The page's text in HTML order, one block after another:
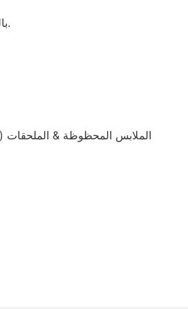
بالتأكيد، تصميم القبعة وخامتها يجعلها مناسبة للاستخدام على مدار العام، مما يحميك من الشمس خلال الصيف ويضيف الأناقة إلى ملابسك في الأشهر الباردة.
الملابس المحظوظة & الملحقات